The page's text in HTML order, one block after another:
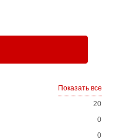
Показать все
20
0
0